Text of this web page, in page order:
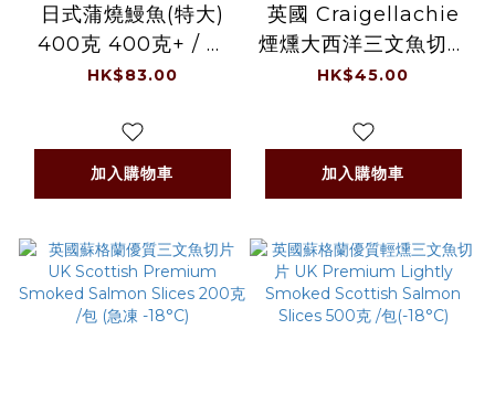
日式蒲燒鰻魚(特大)
400克 400克+ / 包
+/-5% (-18°C)
HK$83.00
加入購物車
英國 Craigellachie
煙燻大西洋三文魚切片
UK Craigellachie
Salmon Slices 100
克 /包 (急凍 -18℃)
HK$45.00
加入購物車